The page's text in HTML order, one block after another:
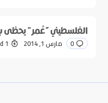
الفلسطيني “عُمر” يحظى
0 مارس 1, 2014 1 min read